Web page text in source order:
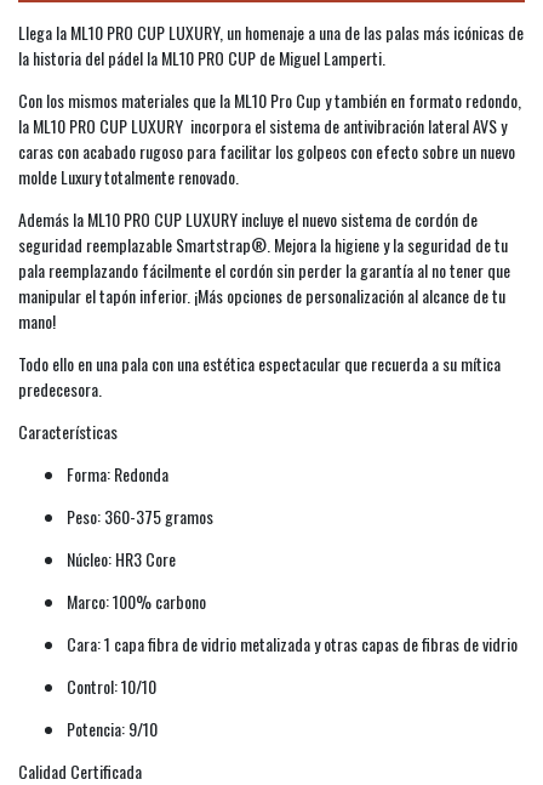
Llega la ML10 PRO CUP LUXURY, un homenaje a una de las palas más icónicas de
la historia del pádel la ML10 PRO CUP de Miguel Lamperti.
Con los mismos materiales que la ML10 Pro Cup y también en formato redondo,
la ML10 PRO CUP LUXURY incorpora el sistema de antivibración lateral AVS y
caras con acabado rugoso para facilitar los golpeos con efecto sobre un nuevo
molde Luxury totalmente renovado.
Además la ML10 PRO CUP LUXURY incluye el nuevo sistema de cordón de
seguridad reemplazable Smartstrap®. Mejora la higiene y la seguridad de tu
pala reemplazando fácilmente el cordón sin perder la garantía al no tener que
manipular el tapón inferior. ¡Más opciones de personalización al alcance de tu
mano!
Todo ello en una pala con una estética espectacular que recuerda a su mítica
predecesora.
Características
Forma: Redonda
Peso: 360-375 gramos
Núcleo: HR3 Core
Marco: 100% carbono
Cara: 1 capa fibra de vidrio metalizada y otras capas de fibras de vidrio
Control: 10/10
Potencia: 9/10
Calidad Certificada